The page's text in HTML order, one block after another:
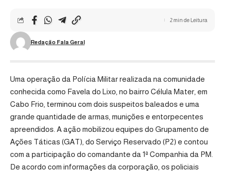
Redação Fala Geral
2 min de Leitura
Uma operação da Polícia Militar realizada na comunidade
conhecida como Favela do Lixo, no bairro Célula Mater, em
Cabo Frio , terminou com dois suspeitos baleados e uma
grande quantidade de armas, munições e entorpecentes
apreendidos. A ação mobilizou equipes do Grupamento de
Ações Táticas (GAT), do Serviço Reservado (P2) e contou
com a participação do comandante da 1ª Companhia da PM.
De acordo com informações da corporação, os policiais